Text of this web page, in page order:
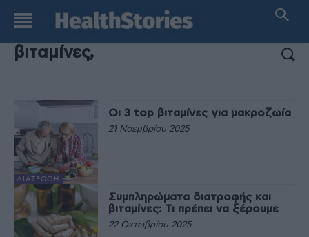
ΑΠΟΤΕΛΕΣΜΑΤΑ ΑΝΑΖΗΤΗΣΗΣ:
ΔΙΑΤΡΟΦΉ
Οι 3 top βιταμίνες για μακροζωία
21 Νοεμβρίου 2025
Συμπληρώματα διατροφής και
βιταμίνες: Τι πρέπει να ξέρουμε
22 Οκτωβρίου 2025